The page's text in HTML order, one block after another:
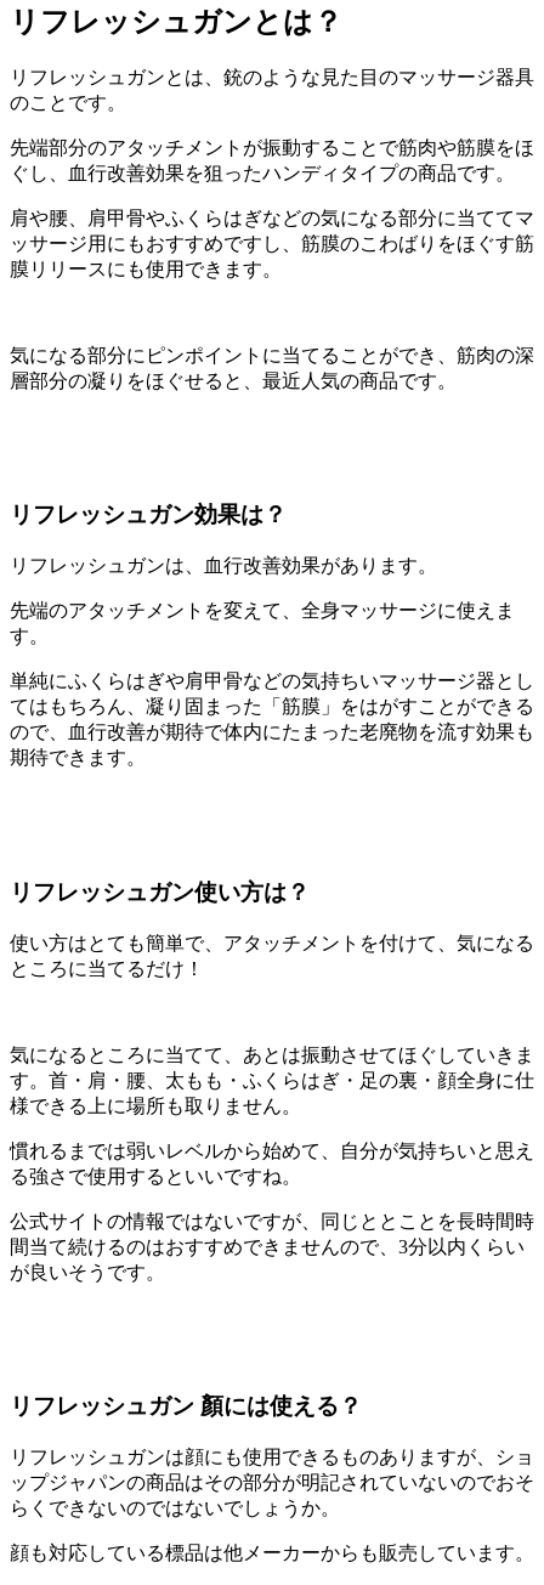
リフレッシュガンとは？
リフレッシュガンとは、銃のような見た目のマッサージ器具
のことです。
先端部分のアタッチメントが振動することで筋肉や筋膜をほ
ぐし、血行改善効果を狙ったハンディタイプの商品です。
肩や腰、肩甲骨やふくらはぎなどの気になる部分に当ててマ
ッサージ用にもおすすめですし、筋膜のこわばりをほぐす筋
膜リリースにも使用できます。
気になる部分にピンポイントに当てることができ、筋肉の深
層部分の凝りをほぐせると、最近人気の商品です。
リフレッシュガン効果は？
リフレッシュガンは、血行改善効果があります。
先端のアタッチメントを変えて、全身マッサージに使えま
す。
単純にふくらはぎや肩甲骨などの気持ちいマッサージ器とし
てはもちろん、凝り固まった「筋膜」をはがすことができる
ので、血行改善が期待で体内にたまった老廃物を流す効果も
期待できます。
リフレッシュガン使い方は？
使い方はとても簡単で、アタッチメントを付けて、気になる
ところに当てるだけ！
気になるところに当てて、あとは振動させてほぐしていきま
す。首・肩・腰、太もも・ふくらはぎ・足の裏・顔全身に仕
様できる上に場所も取りません。
慣れるまでは弱いレベルから始めて、自分が気持ちいと思え
る強さで使用するといいですね。
公式サイトの情報ではないですが、同じととことを長時間時
間当て続けるのはおすすめできませんので、3分以内くらい
が良いそうです。
リフレッシュガン 顏には使える？
リフレッシュガンは顔にも使用できるものありますが、ショ
ップジャパンの商品はその部分が明記されていないのでおそ
らくできないのではないでしょうか。
顔も対応している標品は他メーカーからも販売しています。